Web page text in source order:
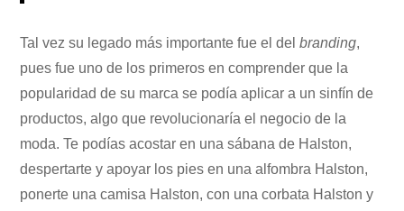
Tal vez su legado más importante fue el del branding,
pues fue uno de los primeros en comprender que la
popularidad de su marca se podía aplicar a un sinfín de
productos, algo que revolucionaría el negocio de la
moda. Te podías acostar en una sábana de Halston,
despertarte y apoyar los pies en una alfombra Halston,
ponerte una camisa Halston, con una corbata Halston y